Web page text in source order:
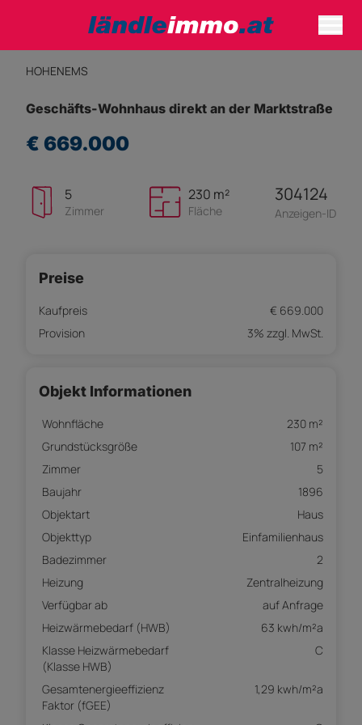
HOHENEMS
Geschäfts-Wohnhaus direkt an der Marktstraße
€ 669.000
5
Zimmer
230 m²
Fläche
304124
Anzeigen-ID
Preise
Kaufpreis
€ 669.000
Provision
3% zzgl. MwSt.
Objekt Informationen
Wohnfläche
230 m²
Grundstücksgröße
107 m²
Zimmer
5
Baujahr
1896
Objektart
Haus
Objekttyp
Einfamilienhaus
Badezimmer
2
Heizung
Zentralheizung
Verfügbar ab
auf Anfrage
Heizwärmebedarf (HWB)
63 kwh/m²a
Klasse Heizwärmebedarf
(Klasse HWB)
C
Gesamtenergieeffizienz
Faktor (fGEE)
1,29 kwh/m²a